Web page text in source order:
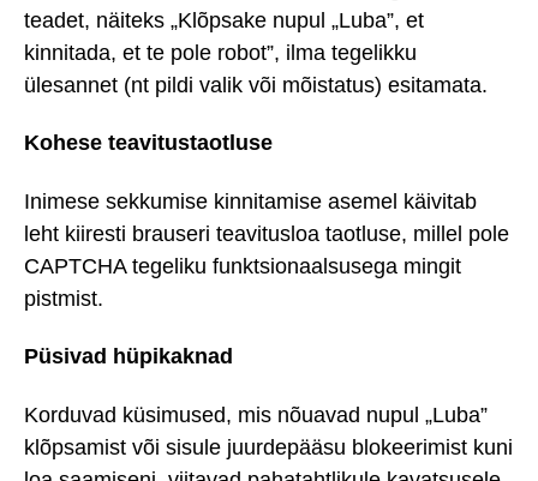
teadet, näiteks „Klõpsake nupul „Luba”, et
kinnitada, et te pole robot”, ilma tegelikku
ülesannet (nt pildi valik või mõistatus) esitamata.
Kohese teavitustaotluse
Inimese sekkumise kinnitamise asemel käivitab
leht kiiresti brauseri teavitusloa taotluse, millel pole
CAPTCHA tegeliku funktsionaalsusega mingit
pistmist.
Püsivad hüpikaknad
Korduvad küsimused, mis nõuavad nupul „Luba”
klõpsamist või sisule juurdepääsu blokeerimist kuni